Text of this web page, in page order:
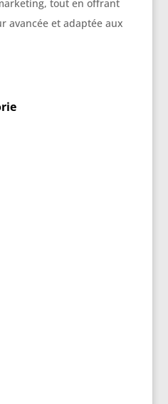
tout en offrant
avancée et adaptée aux